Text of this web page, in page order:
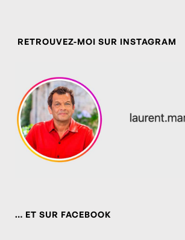
RETROUVEZ-MOI SUR INSTAGRAM
… ET SUR FACEBOOK